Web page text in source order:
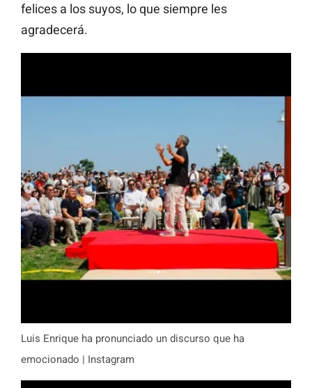
felices a los suyos, lo que siempre les
agradecerá.
Luis Enrique ha pronunciado un discurso que ha
emocionado | Instagram